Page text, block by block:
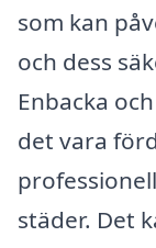
som kan
och dess
Enbacka
det vara
städer. Det